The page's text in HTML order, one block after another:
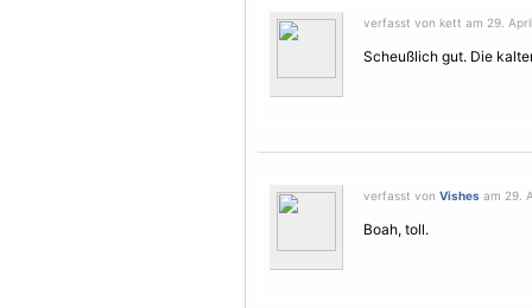
verfasst von kett am 29.
Scheußlich gut. Die
verfasst von Vishes am 29.
Boah, toll.